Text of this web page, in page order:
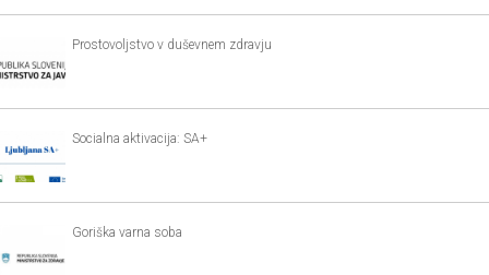
Prostovoljstvo v duševnem zdravju
Socialna aktivacija: SA+
Goriška varna soba